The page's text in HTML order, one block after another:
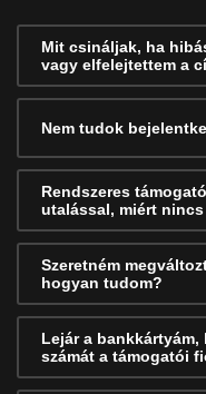
Mit csináljak, ha
vagy elfelejtettem a
Nem tudok
Rendszeres
utalással, miért
Szeretném
hogyan tudom?
Lejár a
számát a támogatói